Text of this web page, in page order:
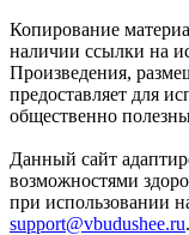
Копирование
наличии ссылки на
Произведения,
предоставляет для
общественно
Данный сайт
возможностями
при использовании
support@vbudushee.ru